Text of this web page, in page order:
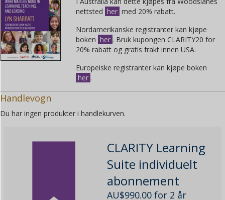
nettsted her med 20% rabatt.
Nordamerikanske registranter kan kjøpe
boken her . Bruk kupongen CLARITY20 for
20% rabatt og gratis frakt innen USA.
Europeiske registranter kan kjøpe boken
her .
Handlevogn
Du har ingen produkter i handlekurven.
CLARITY Learning
Suite individuelt
abonnement
AU$990.00 for 2 år